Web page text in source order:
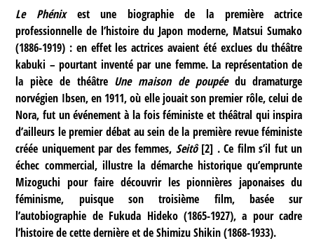
Le Phénix est une biographie de la première actrice
professionnelle de l’histoire du Japon moderne, Matsui Sumako
(1886-1919) : en effet les actrices avaient été exclues du théâtre
kabuki – pourtant inventé par une femme. La représentation de
la pièce de théâtre Une maison de poupéedu dramaturge
norvégien Ibsen, en 1911, où elle jouait son premier rôle, celui de
Nora, fut un événement à la fois féministe et théâtral qui inspira
d’ailleurs le premier débat au sein de la première revue féministe
créée uniquement par des femmes, Seitô[2] . Ce film s’il fut un
échec commercial, illustre la démarche historique qu’emprunte
Mizoguchi pour faire découvrir les pionnières japonaises du
féminisme, puisque son troisième film, basée sur
l’autobiographie de Fukuda Hideko (1865-1927), a pour cadre
l’histoire de cette dernière et de Shimizu Shikin (1868-1933).